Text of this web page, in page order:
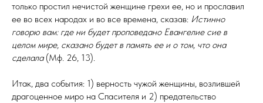
только простил нечистой женщине грехи ее, но и прославил
ее во всех народах и во все времена, сказав: Истинно
говорю вам: где ни будет проповедано Евангелие сие в
целом мире, сказано будет в память ее и о том, что она
сделала(Мф. 26, 13).
Итак, два события: 1) верность чужой женщины, возлившей
драгоценное миро на Спасителя и 2) предательство